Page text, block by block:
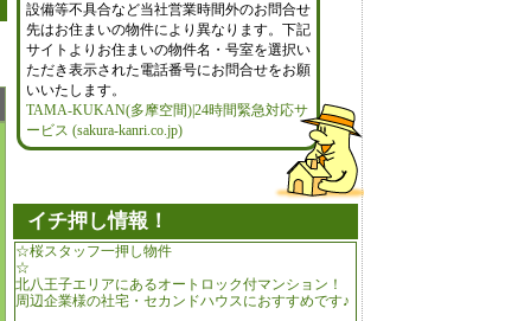
設備等不具合など当社営業時間外のお問合せ
先はお住まいの物件により異なります。下記
サイトよりお住まいの物件名・号室を選択い
ただき表示された電話番号にお問合せをお願
いいたします。
TAMA-KUKAN(多摩空間)|24時間緊急対応サ
ービス (sakura-kanri.co.jp)
イチ押し情報！
☆桜スタッフ一押し物件
☆
北八王子エリアにあるオートロック付マンション！
周辺企業様の社宅・セカンドハウスにおすすめです♪